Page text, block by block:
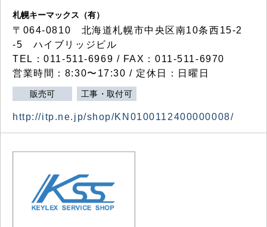
札幌キーマックス（有）
〒064-0810 北海道札幌市中央区南10条西15-2
-5 ハイブリッジビル
TEL：011-511-6969 / FAX：011-511-6970
営業時間：8:30〜17:30 / 定休日：日曜日
販売可 工事・取付可
http://itp.ne.jp/shop/KN0100112400000008/